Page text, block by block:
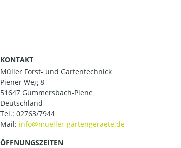
KONTAKT
Müller Forst- und Gartentechnick
Piener Weg 8
51647 Gummersbach-Piene
Deutschland
Tel.: 02763/7944
Mail:
ÖFFNUNGSZEITEN